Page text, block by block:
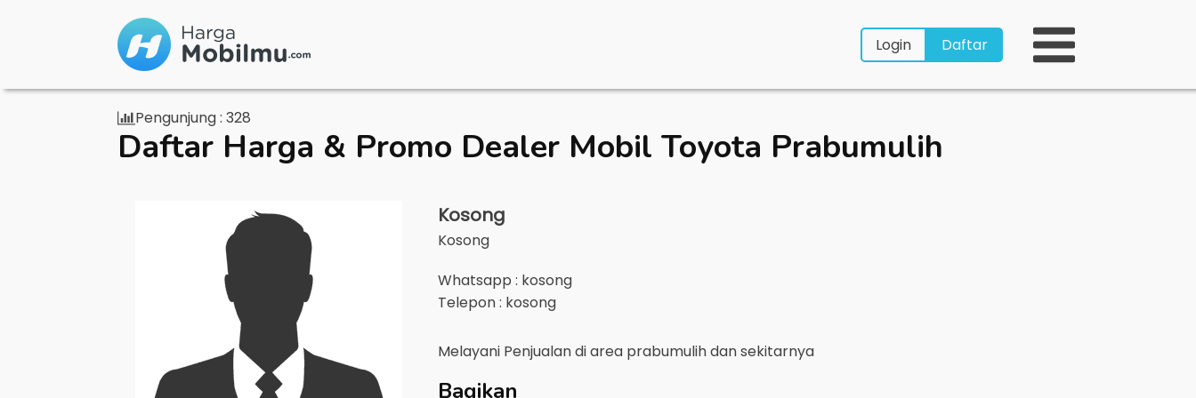
Login Daftar
Pengunjung : 328
Daftar Harga & Promo Dealer Mobil Toyota Prabumulih
Kosong
Kosong
Whatsapp : kosong
Telepon : kosong
Melayani Penjualan di area prabumulihdan sekitarnya
Bagikan